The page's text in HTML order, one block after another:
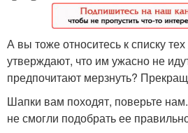
А вы тоже относитесь к списку
утверждают, что им ужасно не
предпочитают мерзнуть?
Шапки вам походят, поверьте
не смогли подобрать ее